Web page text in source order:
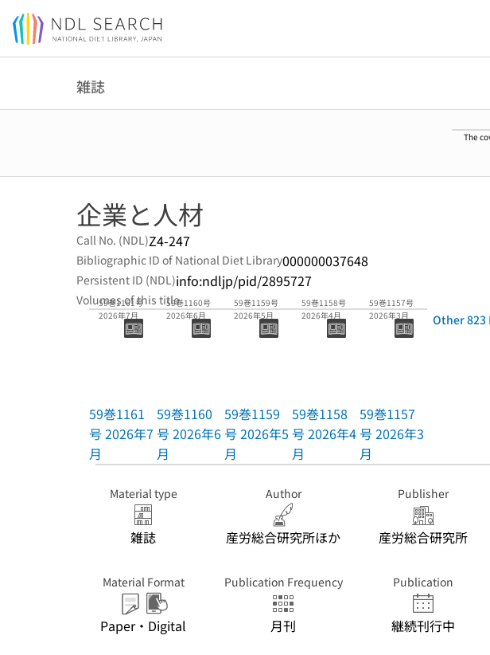
Jump to main content
雑誌
The
企業と人材
Call No. (NDL)Z4-247
Bibliographic ID of National Diet Library000000037648
Persistent ID (NDL)info:ndljp/pid/2895727
Volumes of this title
59巻1161号
2026年7月
59巻1161
号 2026年7
月
59巻1160号
2026年6月
59巻1160
号 2026年6
月
59巻1159号
2026年5月
59巻1159
号 2026年5
月
59巻1158号
2026年4月
59巻1158
号 2026年4
月
59巻1157号
2026年3月
59巻1157
号 2026年3
月
Other 823
Material type
雑誌
Author
産労総合研究所ほか
Publisher
産労総合研究所
Material Format
Paper・Digital
Publication Frequency
月刊
Publication
継続刊行中